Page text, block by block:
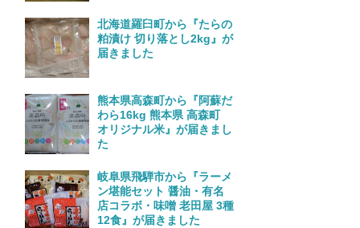
北海道羅臼町から『たらの
粕漬け 切り落とし2kg』が
届きました
熊本県高森町から『阿蘇だ
わら16kg 熊本県 高森町
オリジナル米』が届きまし
た
岐阜県飛騨市から『ラーメ
ン堪能セット 醤油・有名
店コラボ・味噌 老田屋 3種
12食』が届きました